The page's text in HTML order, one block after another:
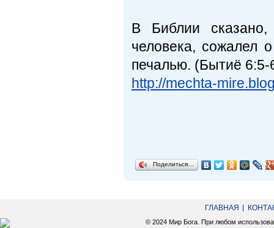
В Библии сказано,
человека, сожалел
печалью. (Бытиё 6:5-
http://mechta-
Поделиться…
ГЛАВНАЯ
© 2024 Мир Бога. При любом